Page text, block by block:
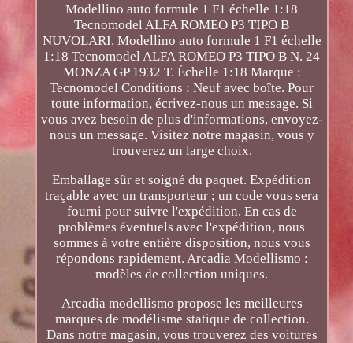
Modellino auto formule 1 F1 échelle 1:18
Tecnomodel ALFA ROMEO P3 TIPO B
NUVOLARI. Modellino auto formule 1 F1 échelle
1:18 Tecnomodel ALFA ROMEO P3 TIPO B N. 24
MONZA GP 1932 T. Échelle 1:18 Marque :
Tecnomodel Conditions : Neuf avec boîte. Pour
toute information, écrivez-nous un message. Si
vous avez besoin de plus d'informations, envoyez-
nous un message. Visitez notre magasin, vous y
trouverez un large choix.
Emballage sûr et soigné du paquet. Expédition
traçable avec un transporteur ; un code vous sera
fourni pour suivre l'expédition. En cas de
problèmes éventuels avec l'expédition, nous
sommes à votre entière disposition, nous vous
répondons rapidement. Arcadia Modellismo :
modèles de collection uniques.
Arcadia modellismo propose les meilleures
marques de modélisme statique de collection.
Dans notre magasin, vous trouverez des voitures